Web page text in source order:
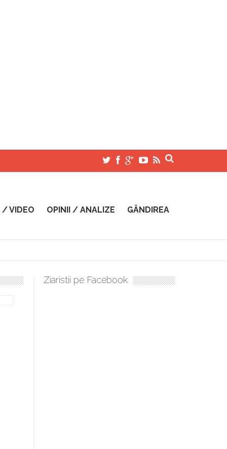
/ VIDEO OPINII / ANALIZE GÂNDIREA
Sculați, sculați, boieri mari! Sara Nukina are nevoie de ajutorul
Ziaristii pe Facebook